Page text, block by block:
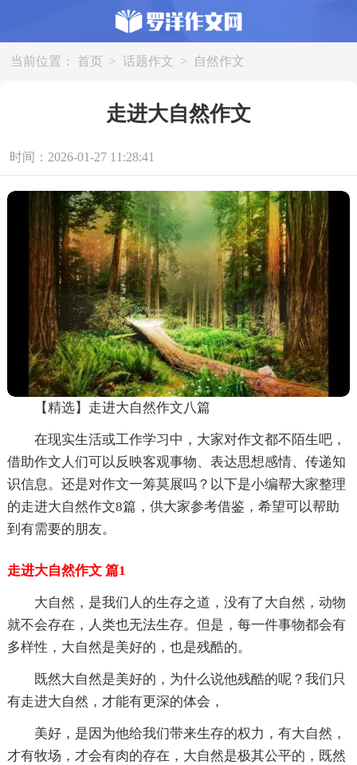
当前位置： 首页 > 话题作文 > 自然作文
走进大自然作文
时间：2026-01-27 11:28:41
【精选】走进大自然作文八篇
在现实生活或工作学习中，大家对作文都不陌生吧，
借助作文人们可以反映客观事物、表达思想感情、传递知
识信息。还是对作文一筹莫展吗？以下是小编帮大家整理
的走进大自然作文8篇，供大家参考借鉴，希望可以帮助
到有需要的朋友。
走进大自然作文 篇1
大自然，是我们人的生存之道，没有了大自然，动物
就不会存在，人类也无法生存。但是，每一件事物都会有
多样性，大自然是美好的，也是残酷的。
既然大自然是美好的，为什么说他残酷的呢？我们只
有走进大自然，才能有更深的体会，
美好，是因为他给我们带来生存的权力，有大自然，
才有牧场，才会有肉的存在，大自然是极其公平的，既然